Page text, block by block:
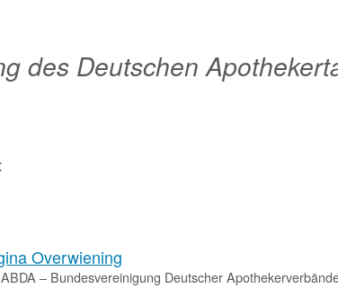
des Deutschen
Overwiening
– Bundesvereinigung Deutscher